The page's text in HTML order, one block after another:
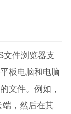
文件浏览器支
板电脑和电脑
文件。例如，
，然后在其